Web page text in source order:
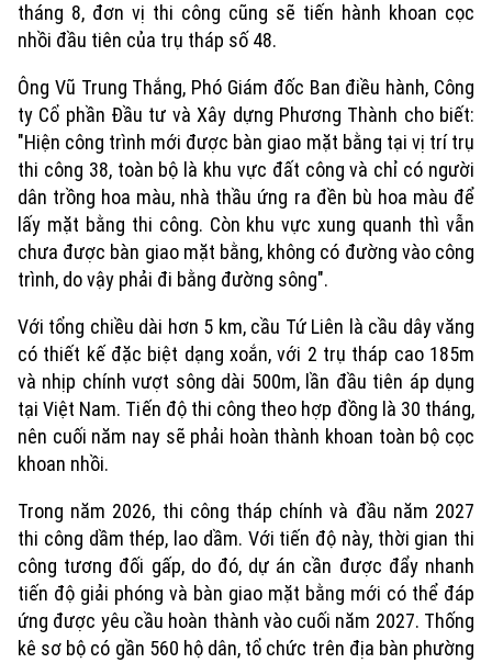
Xu hướng
tháng 8, đơn vị thi công cũng sẽ tiến hành khoan cọc
nhồi đầu tiên của trụ tháp số 48.
Ông Vũ Trung Thắng, Phó Giám đốc Ban điều hành, Công
ty Cổ phần Đầu tư và Xây dựng Phương Thành cho biết:
"Hiện công trình mới được bàn giao mặt bằng tại vị trí trụ
thi công 38, toàn bộ là khu vực đất công và chỉ có người
dân trồng hoa màu, nhà thầu ứng ra đền bù hoa màu để
lấy mặt bằng thi công. Còn khu vực xung quanh thì vẫn
chưa được bàn giao mặt bằng, không có đường vào công
trình, do vậy phải đi bằng đường sông".
Với tổng chiều dài hơn 5 km, cầu Tứ Liên là cầu dây văng
có thiết kế đặc biệt dạng xoắn, với 2 trụ tháp cao 185m
và nhịp chính vượt sông dài 500m, lần đầu tiên áp dụng
tại Việt Nam. Tiến độ thi công theo hợp đồng là 30 tháng,
nên cuối năm nay sẽ phải hoàn thành khoan toàn bộ cọc
khoan nhồi.
Trong năm 2026, thi công tháp chính và đầu năm 2027
thi công dầm thép, lao dầm. Với tiến độ này, thời gian thi
công tương đối gấp, do đó, dự án cần được đẩy nhanh
tiến độ giải phóng và bàn giao mặt bằng mới có thể đáp
ứng được yêu cầu hoàn thành vào cuối năm 2027. Thống
kê sơ bộ có gần 560 hộ dân, tổ chức trên địa bàn phường